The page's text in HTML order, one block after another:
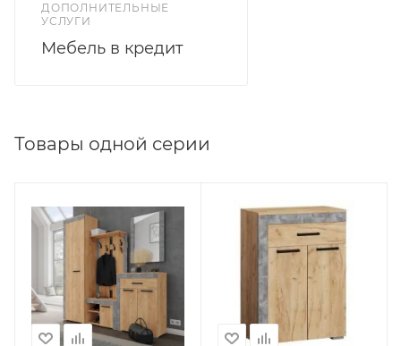
ДОПОЛНИТЕЛЬНЫЕ
УСЛУГИ
Мебель в кредит
Товары одной серии